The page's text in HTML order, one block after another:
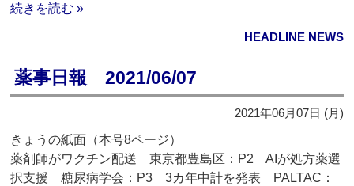
続きを読む »
HEADLINE NEWS
薬事日報 2021/06/07
2021年06月07日 (月)
きょうの紙面（本号8ページ）
薬剤師がワクチン配送 東京都豊島区：P2 AIが処方薬選
択支援 糖尿病学会：P3 3カ年中計を発表 PALTAC：